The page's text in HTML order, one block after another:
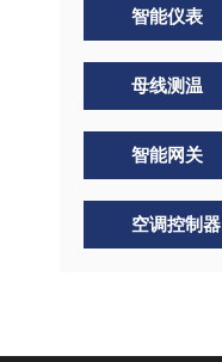
智能仪表
母线测温
智能网关
空调控制器